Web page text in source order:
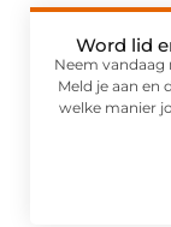
Word lid
Neem
Meld je aan en
welke manier